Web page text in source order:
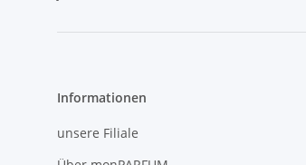
Informationen
unsere Filiale